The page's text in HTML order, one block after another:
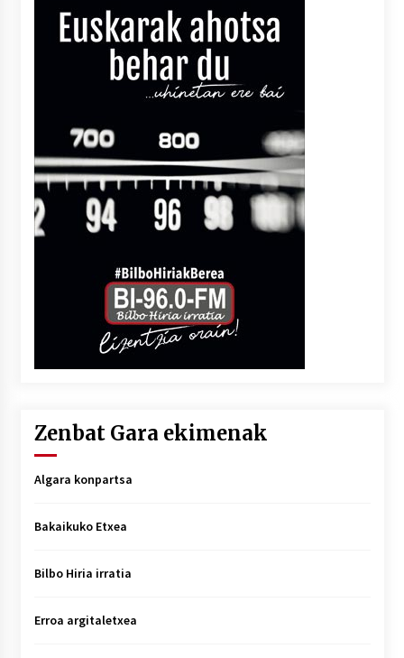
Zenbat Gara ekimenak
Algara konpartsa
Bakaikuko Etxea
Bilbo Hiria irratia
Erroa argitaletxea